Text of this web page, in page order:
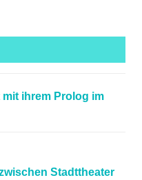
ihrem Prolog im
Stadttheater